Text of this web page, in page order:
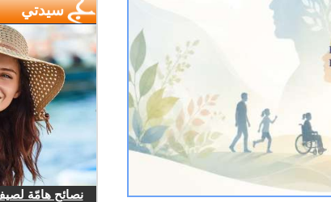
سيدتي
نصائح هامّة